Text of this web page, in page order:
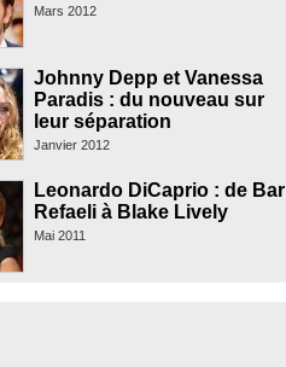
Mars 2012
Johnny Depp et Vanessa
Paradis : du nouveau sur
leur séparation
Janvier 2012
Leonardo DiCaprio : de Bar
Refaeli à Blake Lively
Mai 2011